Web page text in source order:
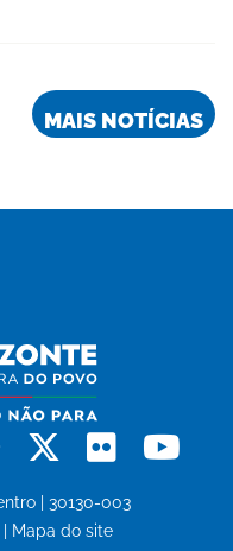
MAIS NOTÍCIAS
Whatsapp
X Flickr
| 30130-003
Mapa do site